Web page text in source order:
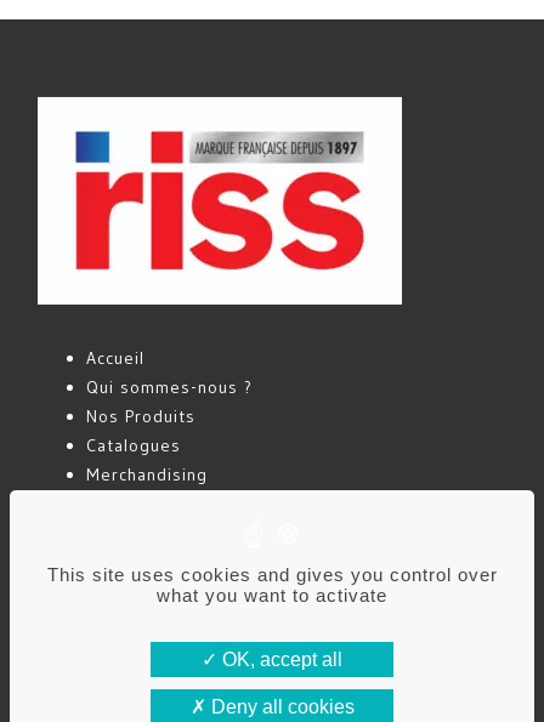
Accueil
Qui sommes-nous ?
Nos Produits
Catalogues
Merchandising
Politique de confidentialité
This site uses cookies and gives you control over
what you want to activate
OK, accept all
Deny all cookies